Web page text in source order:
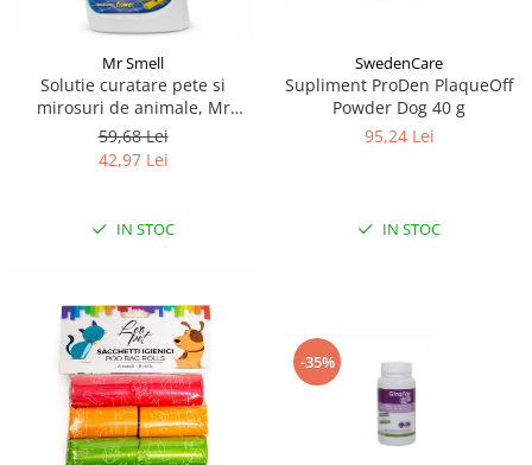
Mr Smell
Solutie curatare pete si
mirosuri de animale, Mr
Smell, Floral, 1000 ml
59,68 Lei
42,97 Lei
IN STOC
SwedenCare
Supliment ProDen PlaqueOff
Powder Dog 40 g
95,24 Lei
IN STOC
-35%